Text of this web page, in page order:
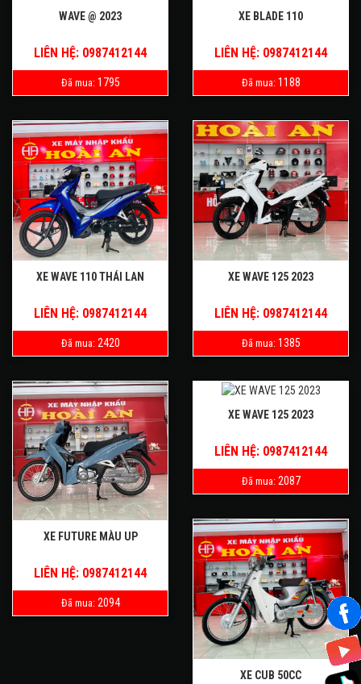
WAVE @ 2023
LIÊN HỆ: 0987412144
Đã mua: 1795
XE BLADE 110
LIÊN HỆ: 0987412144
Đã mua: 1188
XE WAVE 110 THÁI LAN
LIÊN HỆ: 0987412144
Đã mua: 2420
XE WAVE 125 2023
LIÊN HỆ: 0987412144
Đã mua: 1385
XE FUTURE MÀU UP
LIÊN HỆ: 0987412144
Đã mua: 2094
XE WAVE 125 2023
LIÊN HỆ: 0987412144
Đã mua: 2087
XE CUB 50CC